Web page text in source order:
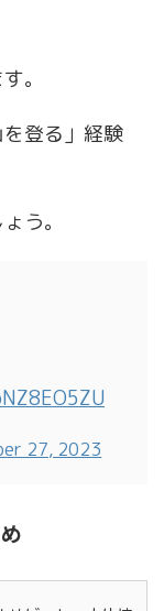
。
を登る」経験
う。
27, 2023